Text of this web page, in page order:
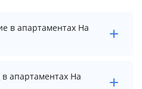
в апартаментах На
На Пушкина 9
Чтобы увидеть
в апартаментах На